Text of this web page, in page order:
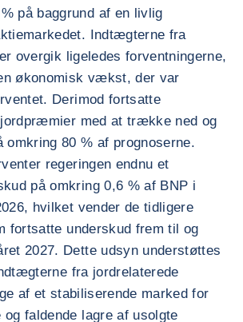
på baggrund af en livlig
Indtægterne fra
overgik ligeledes forventningerne,
økonomisk vækst, der var
Derimod fortsatte
med at trække ned og
omkring 80 % af prognoserne.
regeringen endnu et
på omkring 0,6 % af BNP i
hvilket vender de tidligere
fortsatte underskud frem til og
2027. Dette udsyn understøttes
fra jordrelaterede
af et stabiliserende marked for
og faldende lagre af usolgte